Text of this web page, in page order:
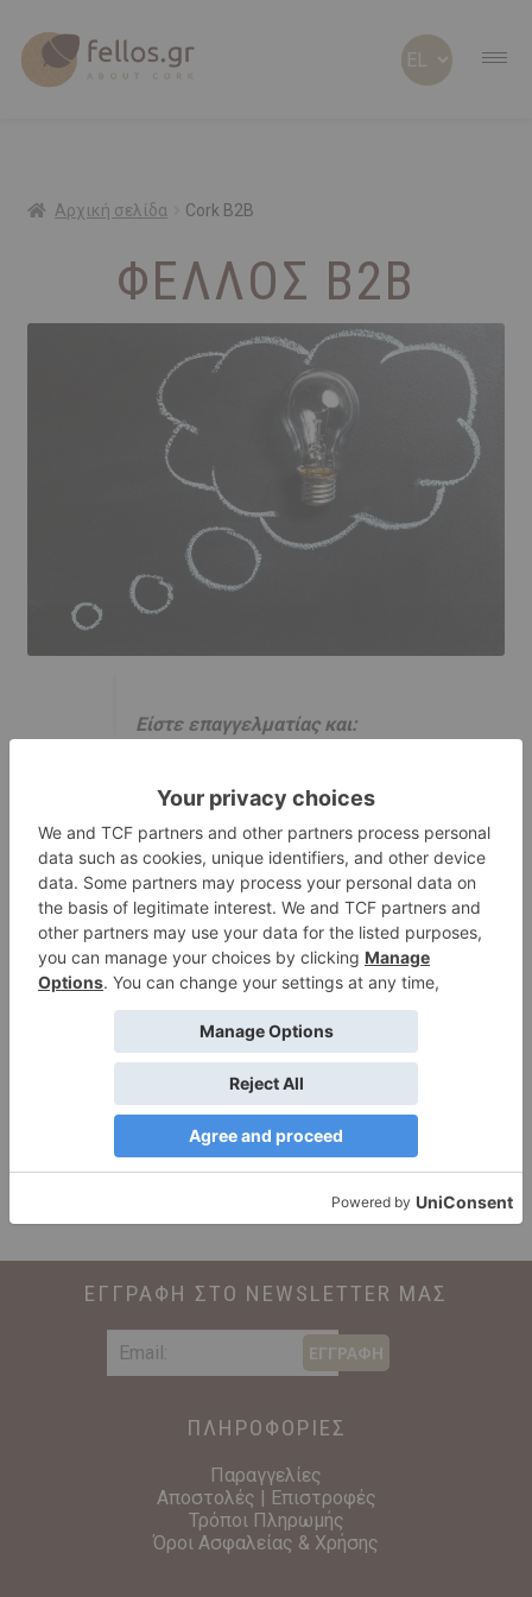
ABOUT US
ΠΡΟΣΩΠΟΠΟΙΗΜΕΝΑ
ΦΕΛΛΟΣ Β2Β
ΠΡΟΣΦΟΡΕΣ
Αρχική σελίδα Cork B2B
ΦΕΛΛΟΣ Β2Β
Είστε επαγγελματίας και:
προϊόντα μας ή οτιδήποτε σε σχέση με τον
• Ενδιαφέρεστε να προβάλετε και να
προωθήσετε τις δημιουργίες σας από φελλό
μέσω του site μας;
Θα χαρούμε πολύ να επικοινωνήσετε μαζί μας,
να γνωριστούμε και να κουβεντιάσουμε… περί
φελλού.
info@fellos.gr
– 9.00-15.00
6972288213
ΕΓΓΡΑΦΗ ΣΤΟ NEWSLETTER ΜΑΣ
ΕΓΓΡΑΦΗ
ΠΛΗΡΟΦΟΡΙΕΣ
Παραγγελίες
Αποστολές | Επιστροφές
Τρόποι Πληρωμής
Όροι Ασφαλείας & Χρήσης